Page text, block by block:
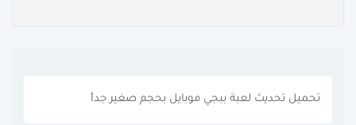
تحميل تحديث لعبة ببجي موبايل بحجم صغير جداً